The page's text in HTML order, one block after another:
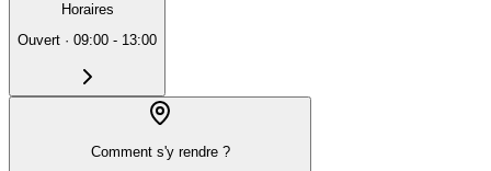
Horaires
Ouvert · 09:00 - 13:00
Comment s'y rendre ?